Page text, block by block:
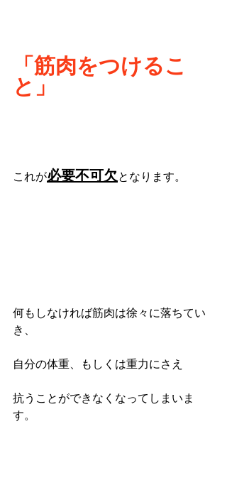
「筋肉をつけるこ
と」
これが必要不可欠となります。
何もしなければ筋肉は徐々に落ちてい
き、
自分の体重、もしくは重力にさえ
抗うことができなくなってしまいま
す。